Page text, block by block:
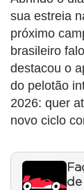
sua estreia
próximo
brasileiro
destacou o
do pelotão
2026: quer
novo ciclo
de